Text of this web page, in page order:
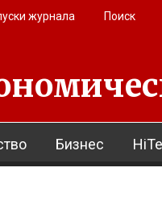
журнала Поиск
Бизнес